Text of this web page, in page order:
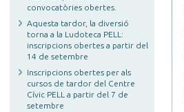
convocatòries obertes.
Aquesta tardor, la diversió
torna a la Ludoteca PELL:
inscripcions obertes a partir del
14 de setembre
Inscripcions obertes per als
cursos de tardor del Centre
Cívic PELL a partir del 7 de
setembre